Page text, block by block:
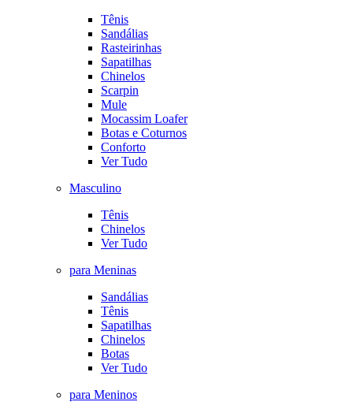
Tênis
Sandálias
Rasteirinhas
Sapatilhas
Chinelos
Scarpin
Mule
Mocassim Loafer
Botas e Coturnos
Conforto
Ver Tudo
Masculino
Tênis
Chinelos
Ver Tudo
para Meninas
Sandálias
Tênis
Sapatilhas
Chinelos
Botas
Ver Tudo
para Meninos